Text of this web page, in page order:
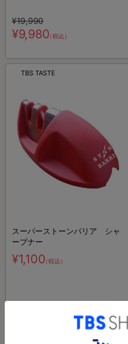
¥19,990
¥9,980（税込）
TBS TASTE
スーパーストーンバリア シャ
ープナー
¥1,100（税込）